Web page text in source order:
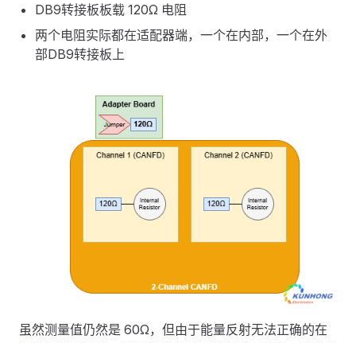
DB9转接板板载 120Ω 电阻
两个电阻实际都在适配器端，一个在内部，一个在外
部DB9转接板上
虽然测量值仍然是 60Ω，但由于能量反射无法正确的在